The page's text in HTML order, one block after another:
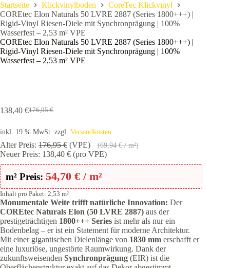
Startseite Klickvinylboden
CoreTec Klickvinyl
COREtec Elon Naturals 50 LVRE 2887 (Series 1800+++) |
Rigid-Vinyl Riesen-Diele mit Synchronprägung | 100%
Wasserfest – 2,53 m² VPE
COREtec Elon Naturals 50 LVRE 2887 (Series 1800+++) |
Rigid-Vinyl Riesen-Diele mit Synchronprägung | 100%
Wasserfest – 2,53 m² VPE
176,95€
Ursprünglicher
war:
176,95 €
138,40 €Aktueller
ist:
138,40 €.
inkl. 19 % MwSt. zzgl. Versandkosten
Alter Preis: 176,95€ (VPE) (69,94€/ m²)
Neuer Preis: 138,40 € (pro VPE)
m² Preis: 54,70 € / m²
Inhalt pro Paket: 2,53 m²
Monumentale Weite trifft natürliche Innovation: Der
COREtec Naturals Elon (50 LVRE 2887) aus der
prestigeträchtigen 1800+++ Series ist mehr als nur ein
Bodenbelag – er ist ein Statement für moderne Architektur.
Mit einer gigantischen Dielenlänge von 1830 mm erschafft er
eine luxuriöse, ungestörte Raumwirkung. Dank der
zukunftsweisenden Synchronprägung (EIR) ist die